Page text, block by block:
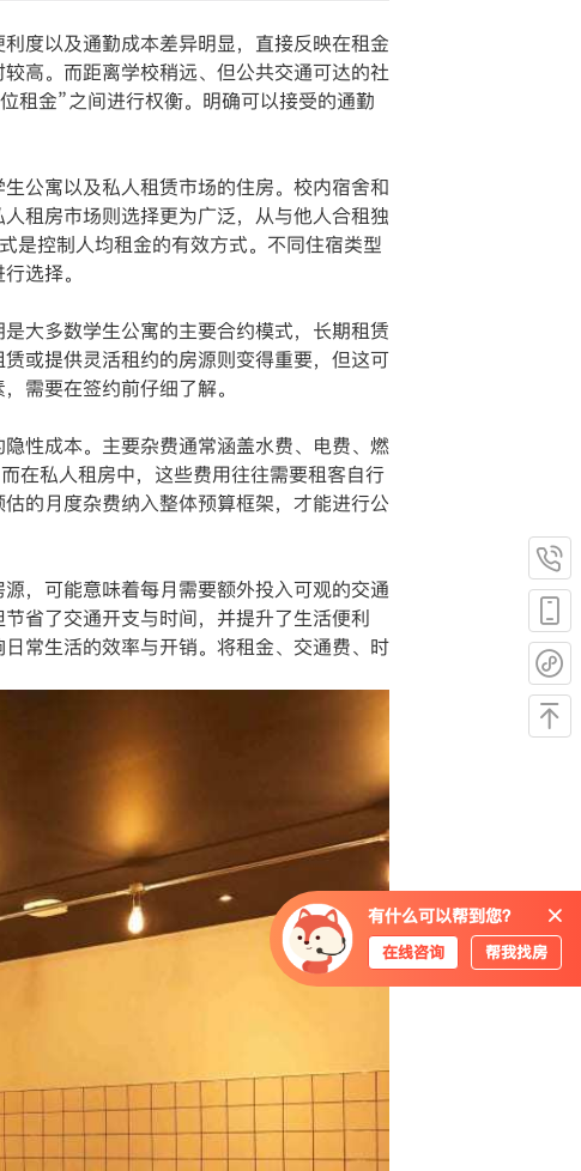
度以及通勤成本差异明显，直接反映在租金
高。而距离学校稍远、但公共交通可达的社
租金”之间进行权衡。明确可以接受的通勤
公寓以及私人租赁市场的住房。校内宿舍和
租房市场则选择更为广泛，从与他人合租独
是控制人均租金的有效方式。不同住宿类型
选择。
大多数学生公寓的主要合约模式，长期租赁
或提供灵活租约的房源则变得重要，但这可
需要在签约前仔细了解。
性成本。主要杂费通常涵盖水费、电费、燃
在私人租房中，这些费用往往需要租客自行
的月度杂费纳入整体预算框架，才能进行公
，可能意味着每月需要额外投入可观的交通
省了交通开支与时间，并提升了生活便利
常生活的效率与开销。将租金、交通费、时
有什么可以帮到您？
在线咨询 帮我找房